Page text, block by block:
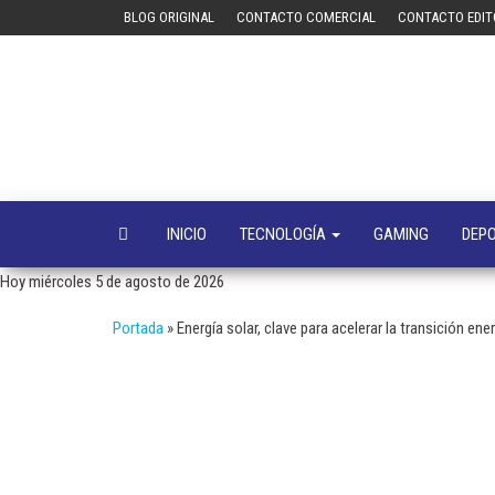
BLOG ORIGINAL CONTACTO COMERCIAL CONTACTO
INICIO TECNOLOGÍA GAMING
Hoy miércoles 5 de agosto de 2026
Portada »Energía solar, clave para acelerar la transición